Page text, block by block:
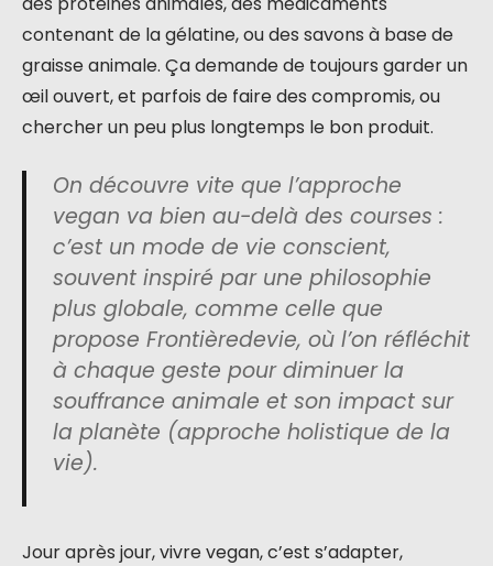
contenant de la gélatine, ou des savons à base de
graisse animale. Ça demande de toujours garder un
œil ouvert, et parfois de faire des compromis, ou
chercher un peu plus longtemps le bon produit.
On découvre vite que l’approche
vegan va bien au-delà des courses :
c’est un mode de vie conscient,
souvent inspiré par une philosophie
plus globale, comme celle que
propose Frontièredevie, où l’on réfléchit
à chaque geste pour diminuer la
souffrance animale et son impact sur
la planète (approche holistique de la
vie).
Jour après jour, vivre vegan, c’est s’adapter,